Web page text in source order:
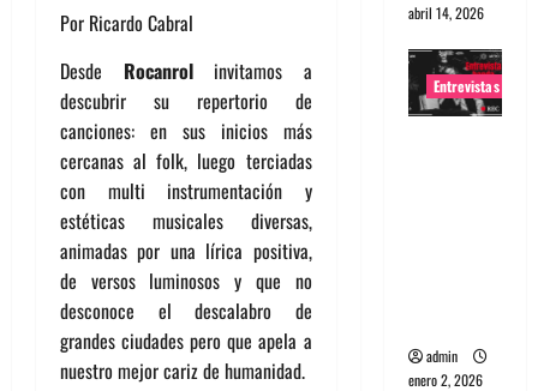
Por Ricardo Cabral
Desde Rocanrolinvitamos a
descubrir su repertorio de
canciones: en sus inicios más
cercanas al folk, luego terciadas
con multi instrumentación y
estéticas musicales diversas,
animadas por una lírica positiva,
de versos luminosos y que no
desconoce el descalabro de
grandes ciudades pero que apela a
nuestro mejor cariz de humanidad.
abril 14, 2026
Entrevistas
admin
enero 2, 2026